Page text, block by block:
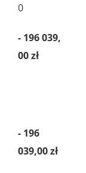
0
- 196 039,
00 zł
- 196
039,00 zł